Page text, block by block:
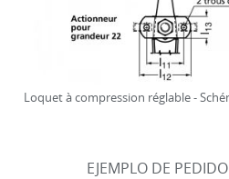
Loquet à compression réglable -
EJEMPLO DE